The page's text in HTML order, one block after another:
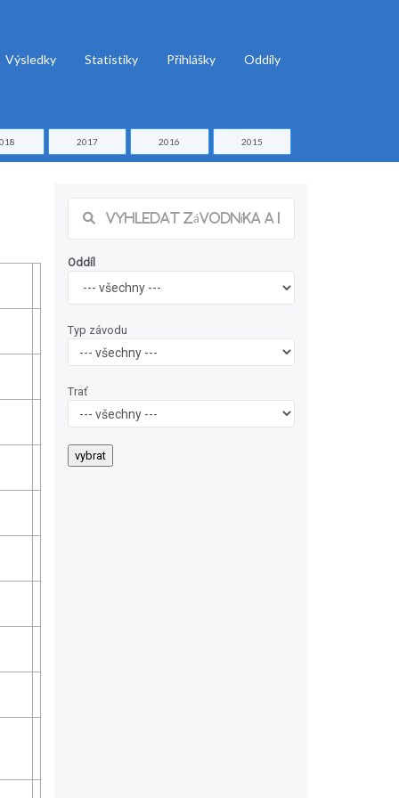
Výsledky Statistiky Přihlášky Oddíly
2017 2016 2015
Oddíl
Typ závodu
Trať